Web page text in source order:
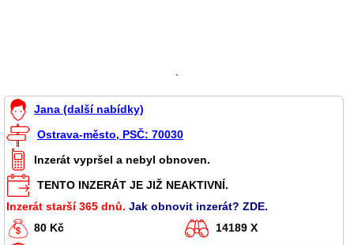
`
Jana (další nabídky)
Ostrava-město, PSČ: 70030
Inzerát vypršel a nebyl obnoven.
TENTO INZERÁT JE JIŽ NEAKTIVNÍ.
Inzerát starší 365 dnů. Jak obnovit inzerát? ZDE.
80 Kč
14189 X